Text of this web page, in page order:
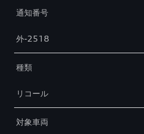
通知番号
外-2518
種類
リコール
対象車両